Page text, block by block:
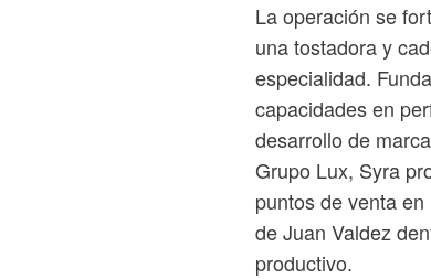
La operación se
una tostadora y
especialidad.
capacidades en
desarrollo de
Grupo Lux, Syra
puntos de venta
de Juan Valdez
productivo.